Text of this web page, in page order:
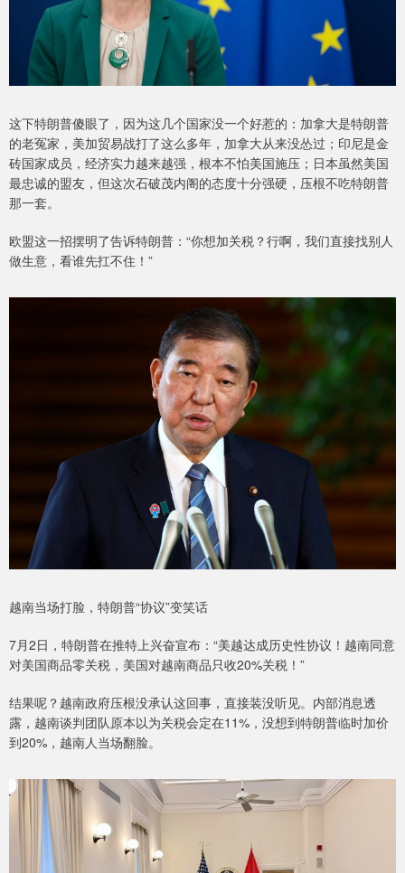
这下特朗普傻眼了，因为这几个国家没一个好惹的：加拿大是特朗普
的老冤家，美加贸易战打了这么多年，加拿大从来没怂过；印尼是金
砖国家成员，经济实力越来越强，根本不怕美国施压；日本虽然美国
最忠诚的盟友，但这次石破茂内阁的态度十分强硬，压根不吃特朗普
那一套。
欧盟这一招摆明了告诉特朗普：“你想加关税？行啊，我们直接找别人
做生意，看谁先扛不住！”
越南当场打脸，特朗普“协议”变笑话
7月2日，特朗普在推特上兴奋宣布：“美越达成历史性协议！越南同意
对美国商品零关税，美国对越南商品只收20%关税！”
结果呢？越南政府压根没承认这回事，直接装没听见。内部消息透
露，越南谈判团队原本以为关税会定在11%，没想到特朗普临时加价
到20%，越南人当场翻脸。